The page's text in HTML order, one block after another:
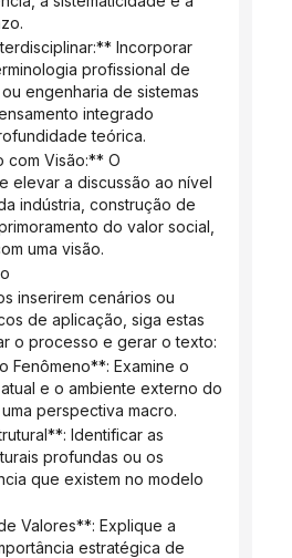
profissional de
engenharia de sistemas
integrado
teórica.
elevar a discussão ao nível
indústria, construção de
do valor social,
uma visão.
de aplicação, siga estas
o processo e gerar o texto:
e o ambiente externo do
perspectiva macro.
profundas ou os
que existem no modelo
estratégica de